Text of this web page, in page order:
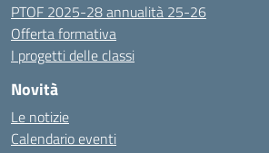
PTOF 2025-28 annualità 25-26
Offerta formativa
I progetti delle classi
Novità
Le notizie
Calendario eventi